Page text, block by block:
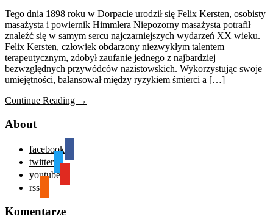
Tego dnia 1898 roku w Dorpacie urodził się Felix Kersten, osobisty
masażysta i powiernik Himmlera Niepozorny masażysta potrafił
znaleźć się w samym sercu najczarniejszych wydarzeń XX wieku.
Felix Kersten, człowiek obdarzony niezwykłym talentem
terapeutycznym, zdobył zaufanie jednego z najbardziej
bezwzględnych przywódców nazistowskich. Wykorzystując swoje
umiejętności, balansował między ryzykiem śmierci a […]
Continue Reading →
About
facebook
twitter
youtube
rss
Komentarze